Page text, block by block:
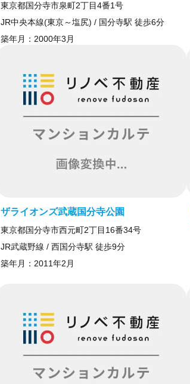
東京都国分寺市泉町2丁目4番1号
JR中央本線(東京～塩尻) / 国分寺駅 徒歩6分
築年月： 2000年3月
ザライオンズ武蔵国分寺公園
東京都国分寺市西元町2丁目16番34号
JR武蔵野線 / 西国分寺駅 徒歩9分
築年月： 2011年2月